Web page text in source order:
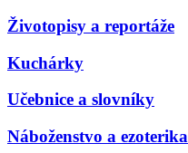
Životopisy a reportáže
Kuchárky
Učebnice a slovníky
Náboženstvo a ezoterika